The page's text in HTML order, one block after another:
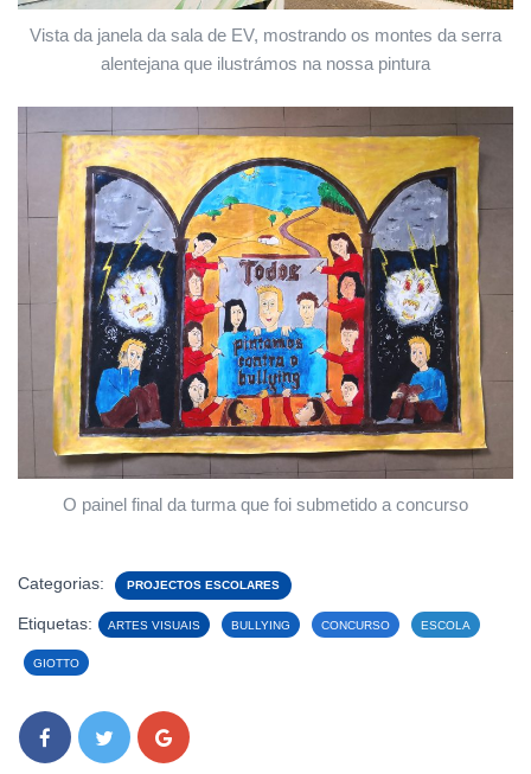
Vista da janela da sala de EV, mostrando os montes da serra
alentejana que ilustrámos na nossa pintura
O painel final da turma que foi submetido a concurso
Categorias: PROJECTOS ESCOLARES
Etiquetas: ARTES VISUAIS BULLYING CONCURSO ESCOLA
GIOTTO